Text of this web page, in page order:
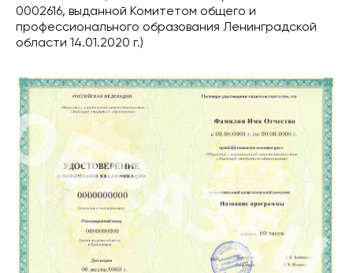
0002616, выданной Комитетом общего и
профессионального образования Ленинградской
области 14.01.2020 г.)